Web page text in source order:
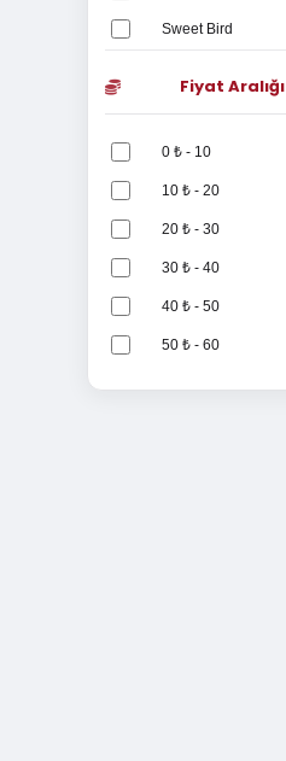
Sweet Bird
GardenMix
Nature Plan
Pets Family
Dakota
Hobi
Felicia
Fiyat Aralığı
0 ₺ - 10
10 ₺ - 20
20 ₺ - 30
30 ₺ - 40
40 ₺ - 50
50 ₺ - 60